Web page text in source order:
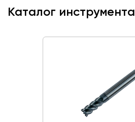
Каталог инструмента